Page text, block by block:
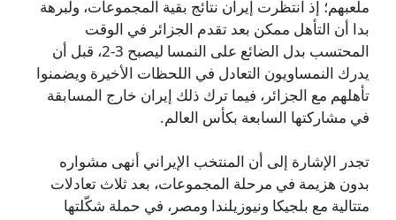
ملعبهم؛ إذ انتظرت إيران نتائج بقية المجموعات، ولبرهة
بدا أن التأهل ممكن بعد تقدم الجزائر في الوقت
المحتسب بدل الضائع على النمسا ليصبح 3-2، قبل أن
يدرك النمساويون التعادل في اللحظات الأخيرة ويضمنوا
تأهلهم مع الجزائر، فيما ترك ذلك إيران خارج المسابقة
في مشاركتها السابعة بكأس العالم.
تجدر الإشارة إلى أن المنتخب الإيراني أنهى مشواره
بدون هزيمة في مرحلة المجموعات، بعد ثلاث تعادلات
متتالية مع بلجيكا ونيوزيلندا ومصر، في حملة شكّلتها